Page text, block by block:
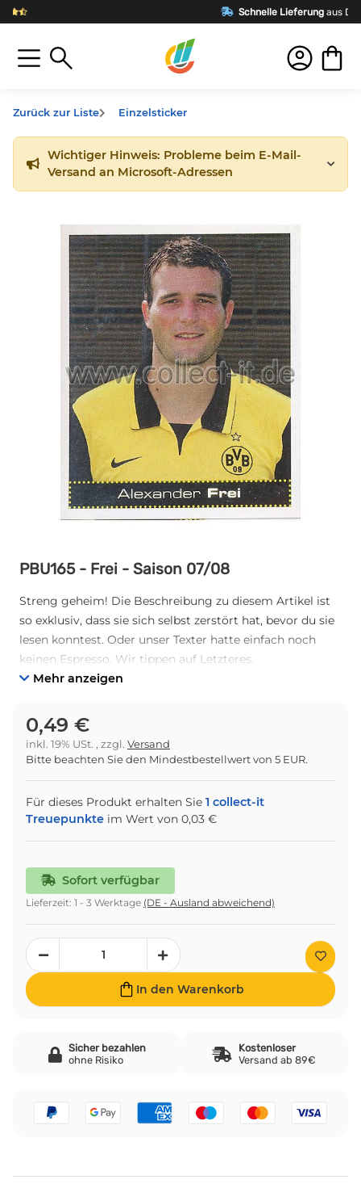
Schnelle Lieferungaus Deutschland
Zurück zur Liste Einzelsticker
Wichtiger Hinweis: Probleme beim E-Mail-
Versand an Microsoft-Adressen
PBU165 - Frei - Saison 07/08
Streng geheim! Die Beschreibung zu diesem Artikel ist
so exklusiv, dass sie sich selbst zerstört hat, bevor du sie
lesen konntest. Oder unser Texter hatte einfach noch
keinen Espresso. Wir tippen auf Letzteres.
Mehr anzeigen
0,49 €
inkl. 19% USt. , zzgl. Versand
Bitte beachten Sie den Mindestbestellwert von 5 EUR.
Für dieses Produkt erhalten Sie 1 collect-it
Treuepunkte im Wert von 0,03 €
Sofort verfügbar
Lieferzeit: 1 - 3 Werktage (DE - Ausland abweichend)
In den Warenkorb
Sicher bezahlen
ohne Risiko
Kostenloser
Versand ab 89€